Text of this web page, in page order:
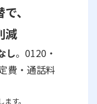
、
減
し。0120・
費・通話料
す。